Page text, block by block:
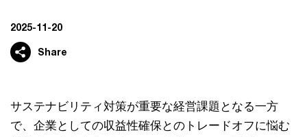
2025-11-20
Share
サステナビリティ対策が重要な経営課題となる一方
で、企業としての収益性確保とのトレードオフに悩む